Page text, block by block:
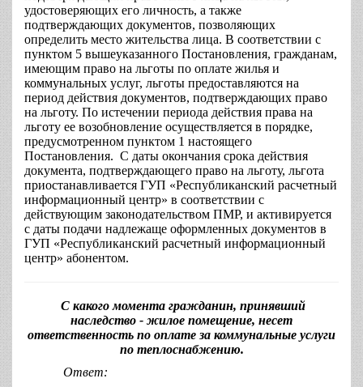
удостоверяющих его личность, а также
подтверждающих документов, позволяющих
определить место жительства лица. В соответствии с
пунктом 5 вышеуказанного Постановления, гражданам,
имеющим право на льготы по оплате жилья и
коммунальных услуг, льготы предоставляются на
период действия документов, подтверждающих право
на льготу. По истечении периода действия права на
льготу ее возобновление осуществляется в порядке,
предусмотренном пунктом 1 настоящего
Постановления. С даты окончания срока действия
документа, подтверждающего право на льготу, льгота
приостанавливается ГУП «Республиканский расчетный
информационный центр» в соответствии с
действующим законодательством ПМР, и активируется
с даты подачи надлежаще оформленных документов в
ГУП «Республиканский расчетный информационный
центр» абонентом.
С какого момента гражданин, принявший
наследство - жилое помещение, несет
ответственность по оплате за коммунальные услуги
по теплоснабжению.
Ответ: